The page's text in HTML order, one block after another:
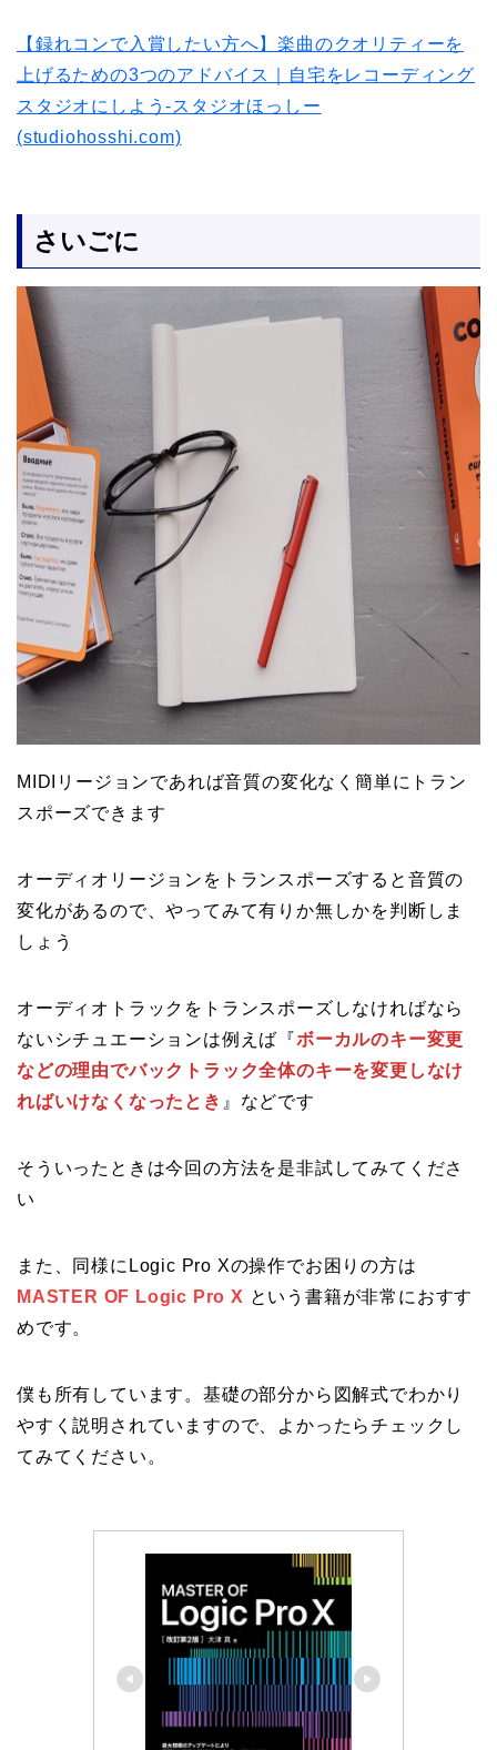
【録れコンで入賞したい方へ】楽曲のクオリティーを
上げるための3つのアドバイス｜自宅をレコーディング
スタジオにしよう-スタジオほっしー
(studiohosshi.com)
さいごに
MIDIリージョンであれば音質の変化なく簡単にトラン
スポーズできます
オーディオリージョンをトランスポーズすると音質の
変化があるので、やってみて有りか無しかを判断しま
しょう
オーディオトラックをトランスポーズしなければなら
ないシチュエーションは例えば『ボーカルのキー変更
などの理由でバックトラック全体のキーを変更しなけ
ればいけなくなったとき 』などです
そういったときは今回の方法を是非試してみてくださ
い
また、同様にLogic Pro Xの操作でお困りの方は
MASTER OF Logic Pro X という書籍が非常におすす
めです。
僕も所有しています。基礎の部分から図解式でわかり
やすく説明されていますので、よかったらチェックし
てみてください。